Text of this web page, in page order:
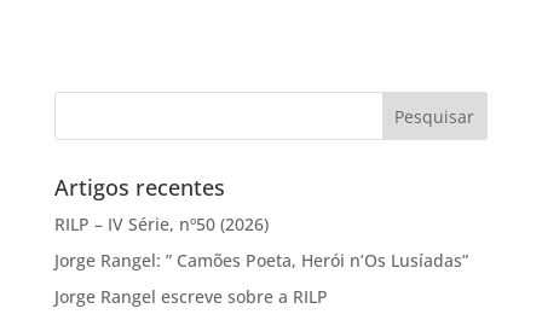
Artigos recentes
RILP – IV Série, nº50 (2026)
Jorge Rangel: ” Camões Poeta, Herói n’Os Lusíadas”
Jorge Rangel escreve sobre a RILP